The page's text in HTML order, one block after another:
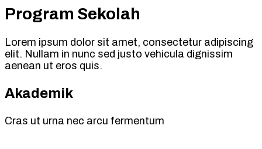
Program Sekolah
Lorem ipsum dolor sit amet, consectetur adipiscing
elit. Nullam in nunc sed justo vehicula dignissim
aenean ut eros quis.
Akademik
Cras ut urna nec arcu fermentum